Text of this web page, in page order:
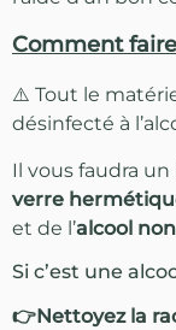
Comment
⚠️ Tout le
désinfecté à
Il vous faudra un
verre
et de l’alcool
Si c’est une
👉Nettoyez la